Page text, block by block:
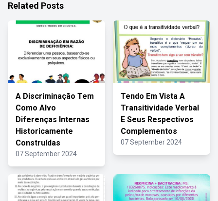
Related Posts
A Discriminação Tem
Como Alvo
Diferenças Internas
Historicamente
Construídas
07 September 2024
Tendo Em Vista A
Transitividade Verbal
E Seus Respectivos
Complementos
07 September 2024